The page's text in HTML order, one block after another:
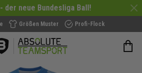
der neue Bundesliga Ball!
Größen Muster Profi-Flock